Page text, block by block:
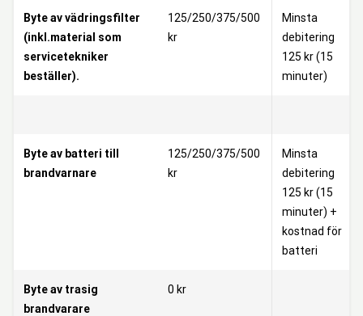
Byte av vädringsfilter
(inkl.material som
servicetekniker
beställer).
125/250/375/500
kr
Minsta
debitering
125 kr (15
minuter)
Byte av batteri till
brandvarnare
125/250/375/500
kr
Minsta
debitering
125 kr (15
minuter) +
kostnad för
batteri
Byte av trasig
brandvarare
0 kr